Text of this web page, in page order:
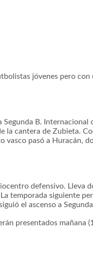
jóvenes pero con
Segunda B. Internacional
la cantera de Zubieta.
vasco pasó a Huracán,
defensivo. Lleva
temporada siguiente
el ascenso a
presentados mañana